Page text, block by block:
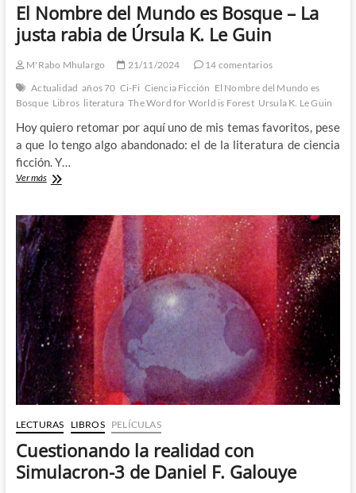
El Nombre del Mundo es Bosque – La
justa rabia de Úrsula K. Le Guin
M'Rabo Mhulargo 21/11/2024
14 comentarios
Actualidad años 70 Ci-Fi Ciencia Ficción El Nombre del Mundo es
Bosque Libros literatura The Word for World is Forest Ursula K. Le Guin
Hoy quiero retomar por aquí uno de mis temas favoritos, pese
a que lo tengo algo abandonado: el de la literatura de ciencia
ficción. Y…
Ver másEl
Mundo
es
Bosque
–
La
justa
rabia
de
Úrsula
K.
Guin
LECTURAS LIBROS PELÍCULAS
Cuestionando la realidad con
Simulacron-3 de Daniel F. Galouye